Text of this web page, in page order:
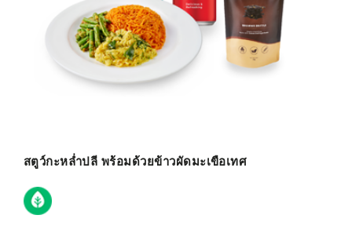
สตูว์กะหล่ำปลี พร้อมด้วยข้าวผัดมะเขือเทศ